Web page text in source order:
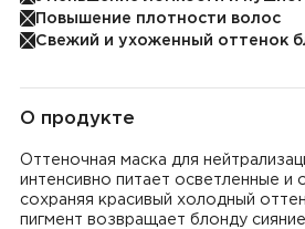
Повышение плотности волос
Свежий и ухоженный оттенок
О продукте
Оттеночная маска для
интенсивно питает осветленные и
сохраняя красивый холодный
пигмент возвращает блонду